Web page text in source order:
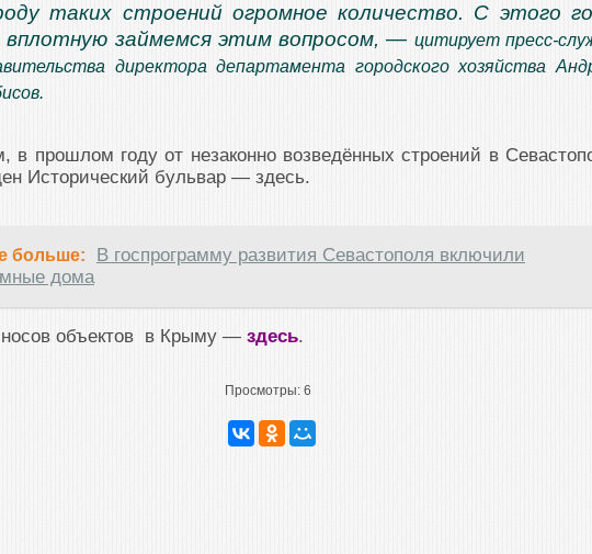
таких строений огромное количество. С этого
займемся этим вопросом, — цитирует пресс-
директора департамента городского хозяйства
в прошлом году от незаконно возведённых строений в
Исторический бульвар — здесь.
больше:
В госпрограмму развития Севастополя включили
дома
объектов в Крыму — здесь.
Просмотры: 6